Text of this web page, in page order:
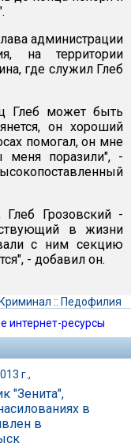
администрации
на территории
где служил Глеб
Глеб может быть
он хороший
помогал, он мне
меня поразили", -
Грозовский -
в жизни
с ним секцию
- добавил он.
:: Педофилия
интернет-ресурсы
г.,
"Зенита",
в
в